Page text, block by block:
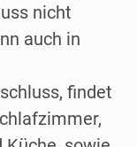
nicht
auch in
findet